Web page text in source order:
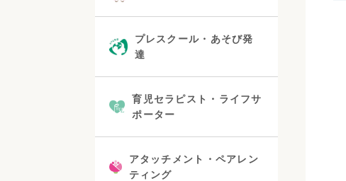
プレスクール・あそび発
達
育児セラピスト・ライフサ
ポーター
アタッチメント・ペアレン
ティング